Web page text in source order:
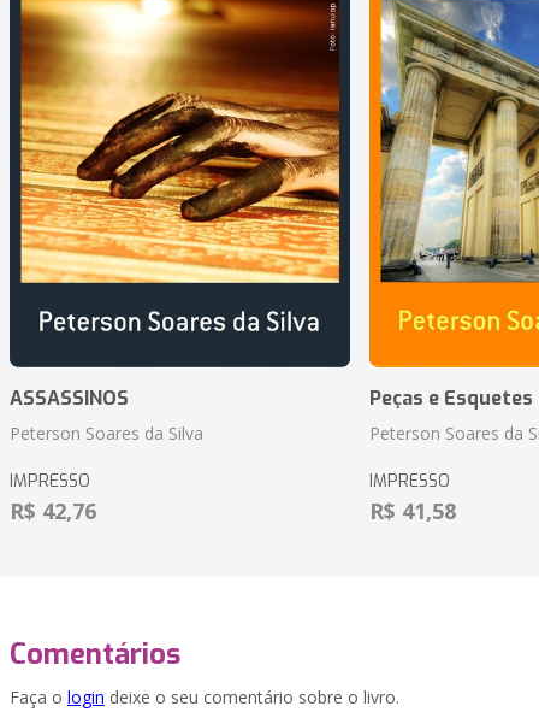
ASSASSINOS
Peterson Soares da Silva
IMPRESSO
R$ 42,76
Peças e
Peterson Soares da
IMPRESSO
R$ 41,58
Comentários
Faça o login deixe o seu comentário sobre o livro.